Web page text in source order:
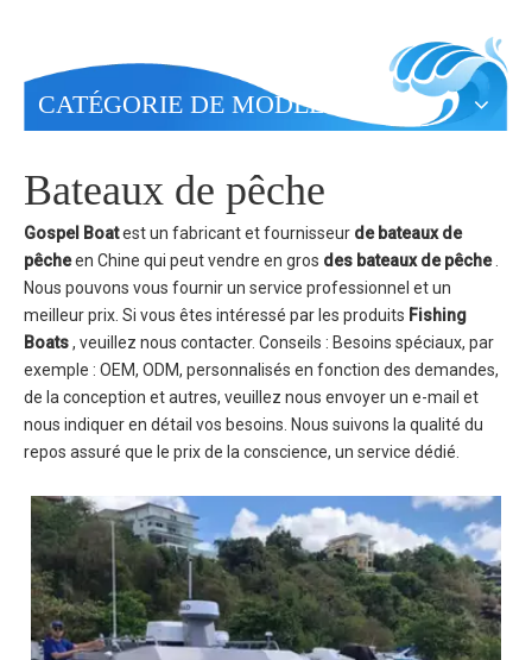
CATÉGORIE DE MODÈLES
Bateaux de pêche
Gospel Boatest un fabricant et fournisseur de bateaux de
pêcheen Chine qui peut vendre en gros des bateaux de pêche
Nous pouvons vous fournir un service professionnel et un
meilleur prix. Si vous êtes intéressé par les produits Fishing
Boats, veuillez nous contacter. Conseils : Besoins spéciaux, par
exemple : OEM, ODM, personnalisés en fonction des demandes,
de la conception et autres, veuillez nous envoyer un e-mail et
nous indiquer en détail vos besoins. Nous suivons la qualité du
repos assuré que le prix de la conscience, un service dédié.